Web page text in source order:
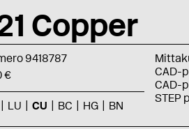
Copper
9418787
€
LU CU BC HG BN
CAD-
CAD-
STEP